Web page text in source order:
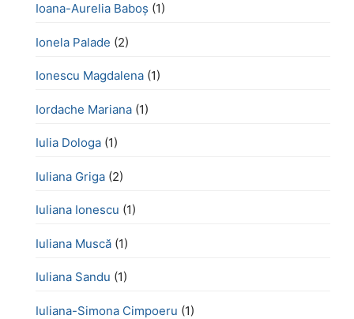
Ioana-Aurelia Baboș (1)
Ionela Palade (2)
Ionescu Magdalena (1)
Iordache Mariana (1)
Iulia Dologa (1)
Iuliana Griga (2)
Iuliana Ionescu (1)
Iuliana Muscă (1)
Iuliana Sandu (1)
Iuliana-Simona Cimpoeru (1)